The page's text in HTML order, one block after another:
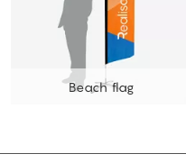
Beach flag